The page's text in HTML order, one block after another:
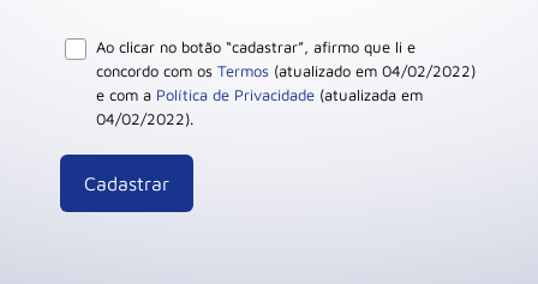
Ao clicar no botão “cadastrar”, afirmo que li e
concordo com os Termos (atualizado em 04/02/2022)
e com a Política de Privacidade (atualizada em
04/02/2022).